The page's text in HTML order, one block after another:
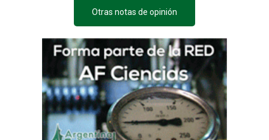
Otras notas de opinión